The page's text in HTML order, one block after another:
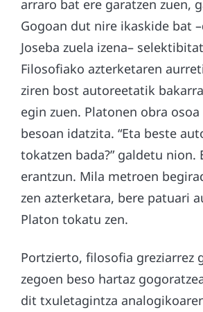
arraro bat ere garatzen zuen,
Gogoan dut nire ikaskide bat
Joseba zuela izena–
Filosofiako azterketaren
ziren bost autoreetatik
egin zuen. Platonen obra
besoan idatzita. “Eta beste
tokatzen bada?” galdetu nion.
erantzun. Mila metroen
zen azterketara, bere patuari
Platon tokatu zen.
Portzierto, filosofia greziarrez
zegoen beso hartaz
dit txuletagintza